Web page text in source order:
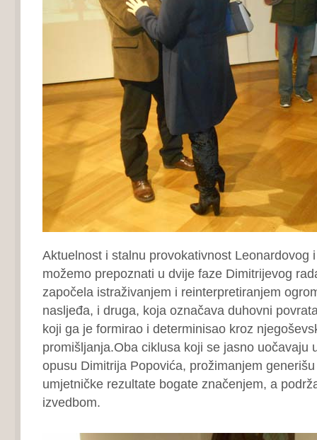
Aktuelnost i stalnu provokativnost Leonardovog
možemo prepoznati u dvije faze Dimitrijevog
započela istraživanjem i reinterpretiranjem
nasljeđa, i druga, koja označava duhovni
koji ga je formirao i determinisao kroz
promišljanja.Oba ciklusa koji se jasno uočavaju
opusu Dimitrija Popovića, prožimanjem
umjetničke rezultate bogate značenjem, a
izvedbom.